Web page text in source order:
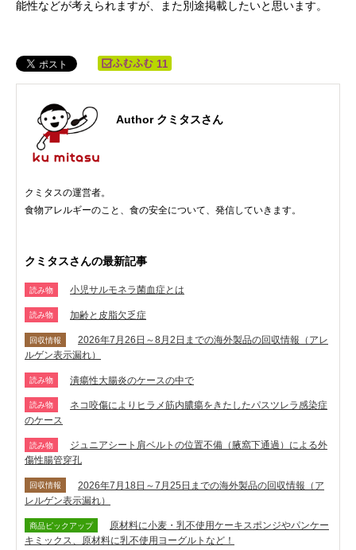
能性などが考えられますが、また別途掲載したいと思います。
11
Author クミタスさん
クミタスの運営者。
食物アレルギーのこと、食の安全について、発信していきます。
クミタスさんの最新記事
読み物 小児サルモネラ菌血症とは
読み物 加齢と皮脂欠乏症
回収情報
2026年7月26日～8月2日までの海外製品の回収情報（アレ
ルゲン表示漏れ）
読み物 潰瘍性大腸炎のケースの中で
読み物
ネコ咬傷によりヒラメ筋内膿瘍をきたしたパスツレラ感染症
のケース
読み物
ジュニアシート肩ベルトの位置不備（腋窩下通過）による外
傷性腸管穿孔
回収情報
2026年7月18日～7月25日までの海外製品の回収情報（ア
レルゲン表示漏れ）
商品ピックアップ
原材料に小麦・乳不使用ケーキスポンジやパンケー
キミックス、原材料に乳不使用ヨーグルトなど！